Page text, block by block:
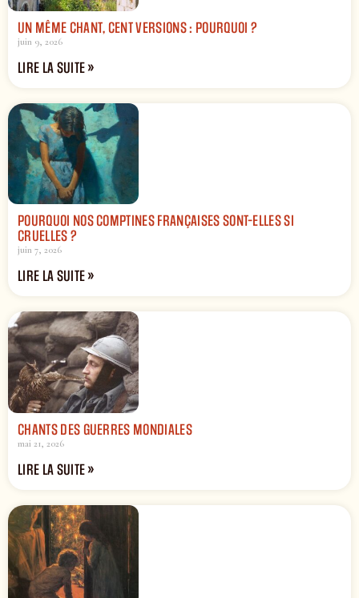
UN MÊME CHANT, CENT VERSIONS : POURQUOI ?
juin 9, 2026
LIRE LA SUITE »
POURQUOI NOS COMPTINES FRANÇAISES SONT-ELLES SI
CRUELLES ?
juin 7, 2026
LIRE LA SUITE »
CHANTS DES GUERRES MONDIALES
mai 21, 2026
LIRE LA SUITE »